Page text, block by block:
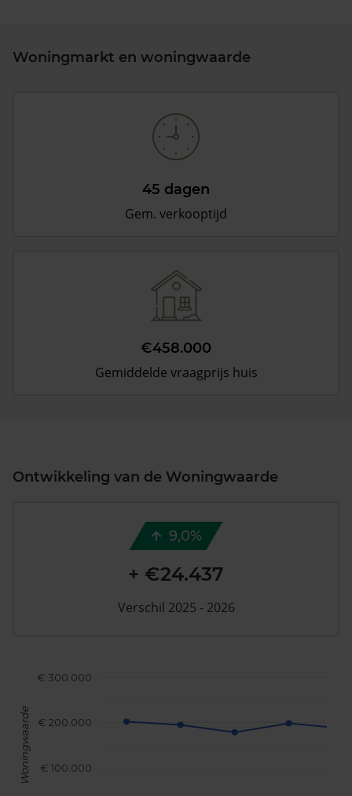
Woningmarkt en woningwaarde
45 dagen
Gem. verkooptijd
€458.000
Gemiddelde vraagprijs huis
Ontwikkeling van de Woningwaarde
€ 100.000
€ 200.000
€ 300.000
Woningwaarde
9,0%
+ €24.437
Verschil 2025 - 2026